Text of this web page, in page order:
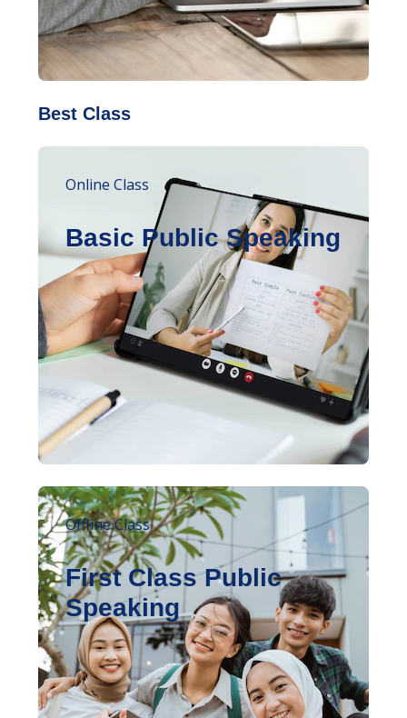
Best Class
Online Class
Basic Public Speaking
Offline Class
First Class Public
Speaking